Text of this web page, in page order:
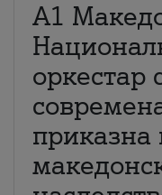
А1
оркестар
приказна